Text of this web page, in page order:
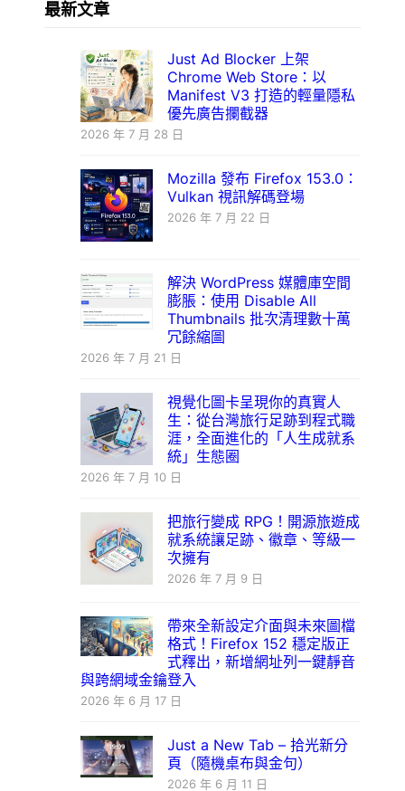
最新文章
Just Ad Blocker 上架
Chrome Web Store：以
Manifest V3 打造的輕量隱私
優先廣告攔截器
2026 年 7 月 28 日
Mozilla 發布 Firefox 153.0：
Vulkan 視訊解碼登場
2026 年 7 月 22 日
解決 WordPress 媒體庫空間
膨脹：使用 Disable All
Thumbnails 批次清理數十萬
冗餘縮圖
2026 年 7 月 21 日
視覺化圖卡呈現你的真實人
生：從台灣旅行足跡到程式職
涯，全面進化的「人生成就系
統」生態圈
2026 年 7 月 10 日
把旅行變成 RPG！開源旅遊成
就系統讓足跡、徽章、等級一
次擁有
2026 年 7 月 9 日
帶來全新設定介面與未來圖檔
格式！Firefox 152 穩定版正
式釋出，新增網址列一鍵靜音
與跨網域金鑰登入
2026 年 6 月 17 日
Just a New Tab – 拾光新分
頁（隨機桌布與金句）
2026 年 6 月 11 日